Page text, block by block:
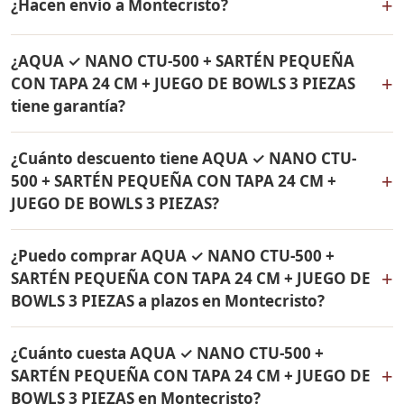
24 CM + JUEGO DE BOWLS 3 PIEZAS incluye: Filtro de
agua Rena Ware + Bowls Rena Ware + Sartén con tapa
de 24 cm Rena Ware. Todos los productos son
originales Rena Ware con garantía de por vida.
¿Hacen envío a Montecristo?
SARTÉN PEQUEÑA CON TAPA 24 CM + JUEGO DE BOWLS
3 PIEZAS a Montecristo, Bolívar y a todo Colombia. El
pago es contra entrega.
¿AQUA ✓ NANO CTU-500 + SARTÉN PEQUEÑA
CON TAPA 24 CM + JUEGO DE BOWLS 3 PIEZAS
tiene garantía?
+
CTU-500 + SARTÉN PEQUEÑA CON TAPA 24 CM + JUEGO
DE BOWLS 3 PIEZAS tienen garantía de por vida contra
defectos de fabricación. Son productos originales Rena
Ware fabricados en acero inoxidable quirúrgico 18/10.
¿Cuánto descuento tiene AQUA ✓ NANO CTU-
500 + SARTÉN PEQUEÑA CON TAPA 24 CM +
JUEGO DE BOWLS 3 PIEZAS?
+
24 CM + JUEGO DE BOWLS 3 PIEZAS tiene un 38% de
descuento. Contáctame por WhatsApp para conocer el
precio actual. Aplica para Montecristo y todo Colombia.
¿Puedo comprar AQUA ✓ NANO CTU-500 +
SARTÉN PEQUEÑA CON TAPA 24 CM + JUEGO DE
BOWLS 3 PIEZAS a plazos en Montecristo?
+
PEQUEÑA CON TAPA 24 CM + JUEGO DE BOWLS 3
PIEZAS con solo el 10% de inicial y pagar en cuotas
¿Cuánto cuesta AQUA ✓ NANO CTU-500 +
SARTÉN PEQUEÑA CON TAPA 24 CM + JUEGO DE
BOWLS 3 PIEZAS en Montecristo?
+